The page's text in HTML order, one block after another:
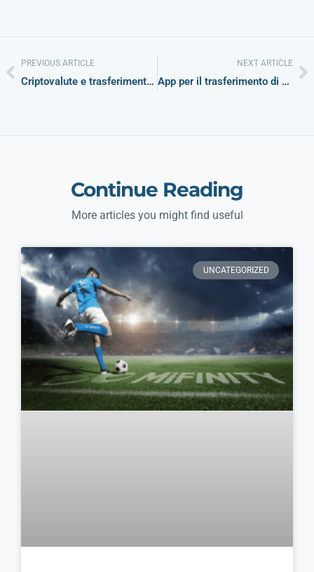
PREVIOUS ARTICLE
Criptovalute e trasferimenti di denaro: come gli eWallet stanno colmando il divario tra denaro fiat e criptovalute
NEXT ARTICLE
App per il trasferimento di denaro: caratteristiche principali
Continue Reading
More articles you might find useful
UNCATEGORIZED